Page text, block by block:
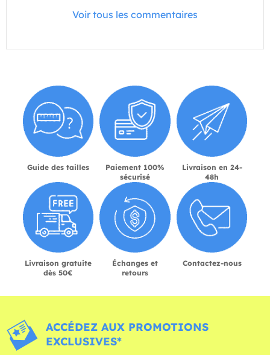
Voir tous les commentaires
Guide des tailles
Paiement 100%
sécurisé
Livraison en 24-
48h
Livraison gratuite
dès 50€
Échanges et
retours
Contactez-nous
ACCÉDEZ AUX PROMOTIONS
EXCLUSIVES*